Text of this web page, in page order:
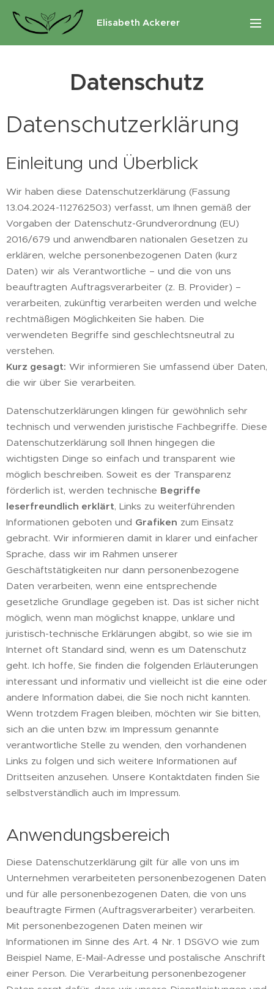
Elisabeth Ackerer
Datenschutz
Datenschutzerklärung
Einleitung und Überblick
Wir haben diese Datenschutzerklärung (Fassung
13.04.2024-112762503) verfasst, um Ihnen gemäß der
Vorgaben der Datenschutz-Grundverordnung (EU)
2016/679 und anwendbaren nationalen Gesetzen zu
erklären, welche personenbezogenen Daten (kurz
Daten) wir als Verantwortliche – und die von uns
beauftragten Auftragsverarbeiter (z. B. Provider) –
verarbeiten, zukünftig verarbeiten werden und welche
rechtmäßigen Möglichkeiten Sie haben. Die
verwendeten Begriffe sind geschlechtsneutral zu
verstehen.
Kurz gesagt: Wir informieren Sie umfassend über Daten,
die wir über Sie verarbeiten.
Datenschutzerklärungen klingen für gewöhnlich sehr
technisch und verwenden juristische Fachbegriffe. Diese
Datenschutzerklärung soll Ihnen hingegen die
wichtigsten Dinge so einfach und transparent wie
möglich beschreiben. Soweit es der Transparenz
förderlich ist, werden technische Begriffe
leserfreundlich erklärt, Links zu weiterführenden
Informationen geboten und Grafiken zum Einsatz
gebracht. Wir informieren damit in klarer und einfacher
Sprache, dass wir im Rahmen unserer
Geschäftstätigkeiten nur dann personenbezogene
Daten verarbeiten, wenn eine entsprechende
gesetzliche Grundlage gegeben ist. Das ist sicher nicht
möglich, wenn man möglichst knappe, unklare und
juristisch-technische Erklärungen abgibt, so wie sie im
Internet oft Standard sind, wenn es um Datenschutz
geht. Ich hoffe, Sie finden die folgenden Erläuterungen
interessant und informativ und vielleicht ist die eine oder
andere Information dabei, die Sie noch nicht kannten.
Wenn trotzdem Fragen bleiben, möchten wir Sie bitten,
sich an die unten bzw. im Impressum genannte
verantwortliche Stelle zu wenden, den vorhandenen
Links zu folgen und sich weitere Informationen auf
Drittseiten anzusehen. Unsere Kontaktdaten finden Sie
selbstverständlich auch im Impressum.
Anwendungsbereich
Diese Datenschutzerklärung gilt für alle von uns im
Unternehmen verarbeiteten personenbezogenen Daten
und für alle personenbezogenen Daten, die von uns
beauftragte Firmen (Auftragsverarbeiter) verarbeiten.
Mit personenbezogenen Daten meinen wir
Informationen im Sinne des Art. 4 Nr. 1 DSGVO wie zum
Beispiel Name, E-Mail-Adresse und postalische Anschrift
einer Person. Die Verarbeitung personenbezogener